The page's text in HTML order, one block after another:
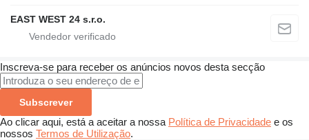
EAST WEST 24 s.r.o.
Inscreva-se para receber os anúncios novos desta secção
Subscrever
Ao clicar aqui, está a aceitar a nossa Política de Privacidade e os
nossos Termos de Utilização.